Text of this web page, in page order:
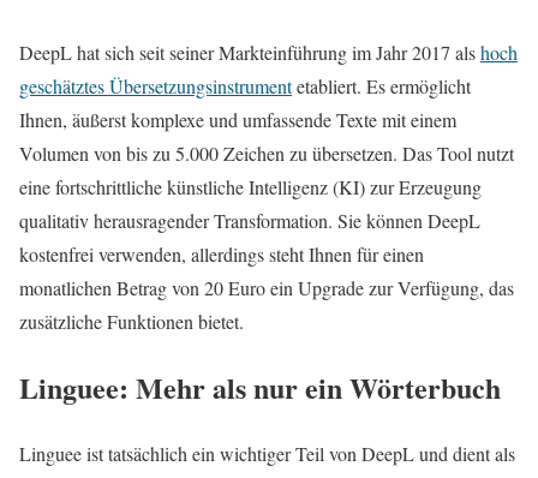
DeepL hat sich seit seiner Markteinführung im Jahr 2017 alshoch
geschätztes Übersetzungsinstrumentetabliert. Es ermöglicht
Ihnen, äußerst komplexe und umfassende Texte mit einem
Volumen von bis zu 5.000 Zeichen zu übersetzen. Das Tool nutzt
eine fortschrittliche künstliche Intelligenz (KI) zur Erzeugung
qualitativ herausragender Transformation. Sie können DeepL
kostenfrei verwenden, allerdings steht Ihnen für einen
monatlichen Betrag von 20 Euro ein Upgrade zur Verfügung, das
zusätzliche Funktionen bietet.
Linguee: Mehr als nur ein Wörterbuch
Linguee ist tatsächlich ein wichtiger Teil von DeepL und dient als